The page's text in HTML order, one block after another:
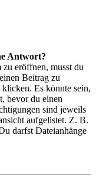
Antwort?
eröffnen, musst du
Beitrag zu
Es könnte sein,
bevor du einen
sind jeweils
aufgelistet. Z. B.
darfst Dateianhänge